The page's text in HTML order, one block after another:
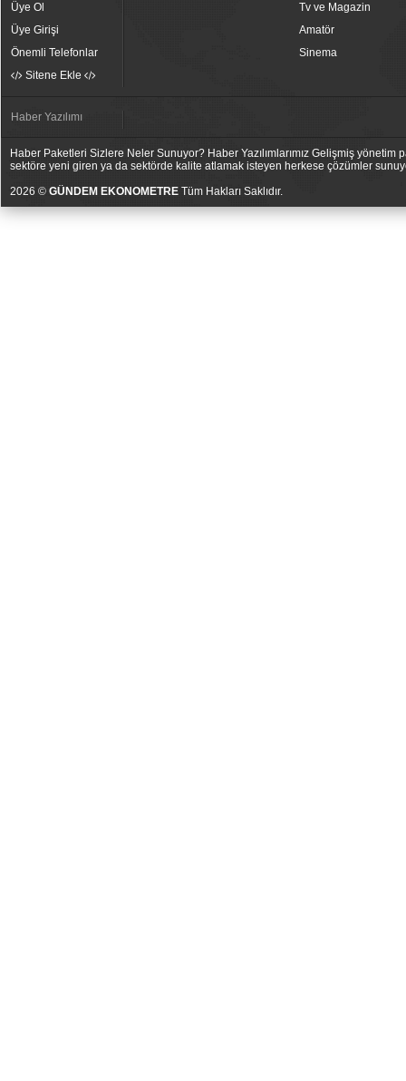
Üye Ol
Üye Girişi
Önemli Telefonlar
Sitene Ekle
Tv ve Magazin
Amatör
Sinema
Haber Yazılımı
Haber Paketleri Sizlere Neler Sunuyor? Haber Yazılımlarımız Gelişmiş
sektöre yeni giren ya da sektörde kalite atlamak isteyen herkese çözümler
2026 © GÜNDEM EKONOMETRE Tüm Hakları Saklıdır.